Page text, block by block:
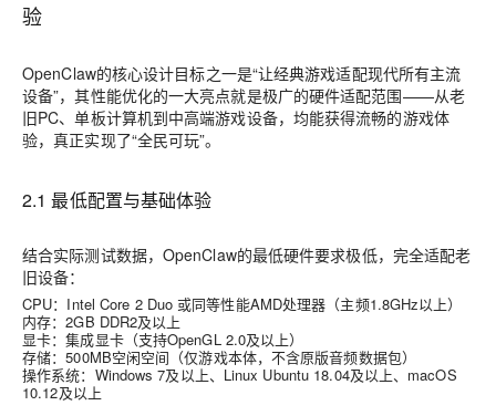
验
OpenClaw的核心设计目标之一是“让经典游戏适配现代所有主流
设备”，其性能优化的一大亮点就是极广的硬件适配范围——从老
旧PC、单板计算机到中高端游戏设备，均能获得流畅的游戏体
验，真正实现了“全民可玩”。
2.1 最低配置与基础体验
结合实际测试数据，OpenClaw的最低硬件要求极低，完全适配老
旧设备：
CPU：Intel Core 2 Duo 或同等性能AMD处理器（主频1.8GHz以上）
内存：2GB DDR2及以上
显卡：集成显卡（支持OpenGL 2.0及以上）
存储：500MB空闲空间（仅游戏本体，不含原版音频数据包）
操作系统：Windows 7及以上、Linux Ubuntu 18.04及以上、macOS
10.12及以上